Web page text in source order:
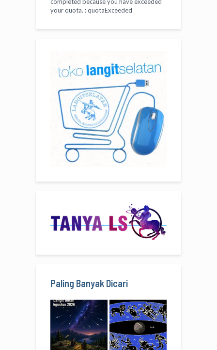
yourquota. : quotaExceeded
Paling Banyak Dicari